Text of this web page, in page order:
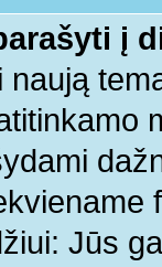
į
naują
Jūs